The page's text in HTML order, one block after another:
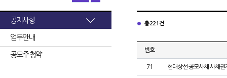
공지사항
업무안내
공모주 청약
총 221건
번호
71 현대상선 공모사채 사채권